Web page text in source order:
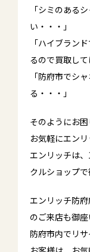
「シミのある
い・・・」
「ハイブラン
るので買取して
「防府市でシ
る・・・」
そのようにお
お気軽にエン
エンリッチは
クルショップ
エンリッチ防
のご来店も御座
防府市内でリ